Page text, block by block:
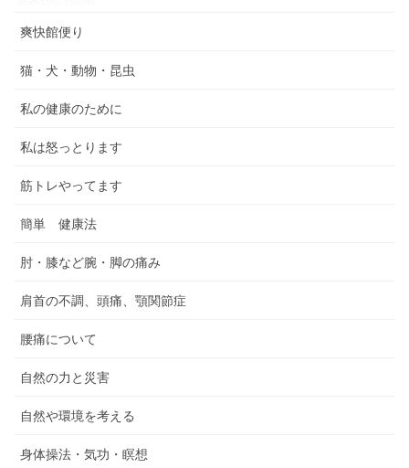
爽快館便り
猫・犬・動物・昆虫
私の健康のために
私は怒っとります
筋トレやってます
簡単 健康法
肘・膝など腕・脚の痛み
肩首の不調、頭痛、顎関節症
腰痛について
自然の力と災害
自然や環境を考える
身体操法・気功・瞑想